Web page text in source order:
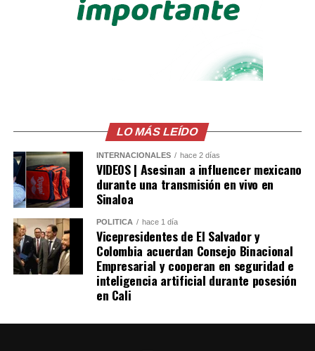
voluntad de continuar fortaleciendo una agenda
bilateral orientada al desarrollo y bienestar de ambos
Me gusta esto:
LO MÁS LEÍDO
INTERNACIONALES hace 2 días
VIDEOS | Asesinan a influencer mexicano
durante una transmisión en vivo en
Sinaloa
POLÍTICA hace 1 día
Vicepresidentes de El Salvador y
Colombia acuerdan Consejo Binacional
Empresarial y cooperan en seguridad e
inteligencia artificial durante posesión
en Cali